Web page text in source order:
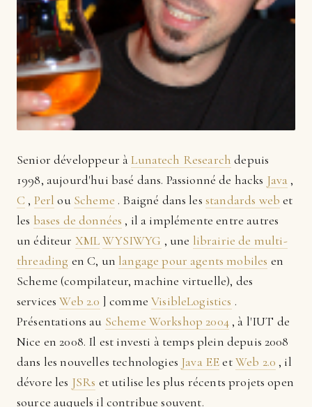
Senior développeur àLunatech Research depuis
1998, aujourd'hui basé dans. Passionné de hacks Java ,
C , Perl ou Scheme . Baigné dans les standards web et
les bases de données , il a implémente entre autres
un éditeur XML WYSIWYG , une librairie de multi-
threading en C, un langage pour agents mobiles en
Scheme (compilateur, machine virtuelle), des
servicesWeb 2.0 ] commeVisibleLogistics .
Présentations au Scheme Workshop 2004, à l'IUT de
Nice en 2008. Il est investi à temps plein depuis 2008
dans les nouvelles technologies Java EEetWeb 2.0 , il
dévore les JSRs et utilise les plus récents projets open
source auquels il contribue souvent.